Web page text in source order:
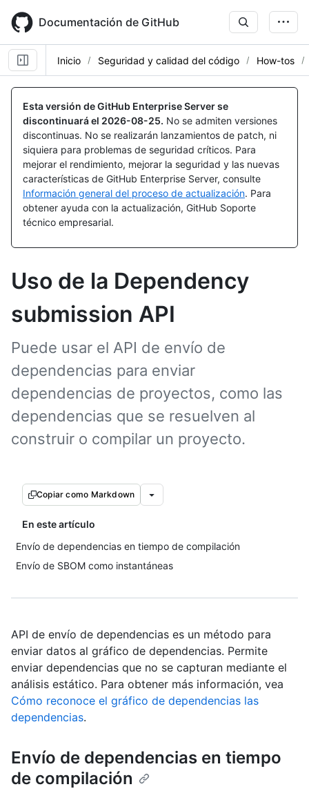
main
content
Documentación de GitHub
Inicio Seguridad y calidad del código How-tos
Esta versión de GitHub Enterprise Server se
discontinuará el 2026-08-25. No se admiten versiones
discontinuas. No se realizarán lanzamientos de patch, ni
siquiera para problemas de seguridad críticos. Para
mejorar el rendimiento, mejorar la seguridad y las nuevas
características de GitHub Enterprise Server, consulte
Información general del proceso de actualización. Para
obtener ayuda con la actualización, GitHub Soporte
técnico empresarial.
Uso de la Dependency
submission API
Puede usar el API de envío de
dependencias para enviar
dependencias de proyectos, como las
dependencias que se resuelven al
construir o compilar un proyecto.
Copiar como Markdown
En este artículo
Envío de dependencias en tiempo de compilación
Envío de SBOM como instantáneas
API de envío de dependencias es un método para
enviar datos al gráfico de dependencias. Permite
enviar dependencias que no se capturan mediante el
análisis estático. Para obtener más información, vea
Cómo reconoce el gráfico de dependencias las
dependencias.
Envío de dependencias en tiempo
de compilación